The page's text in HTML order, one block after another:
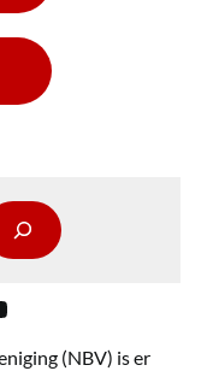
(NBV) is er